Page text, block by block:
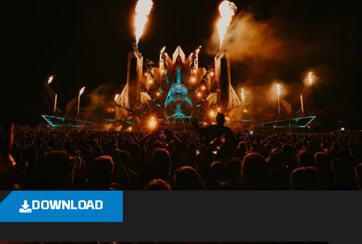
DOWNLOAD